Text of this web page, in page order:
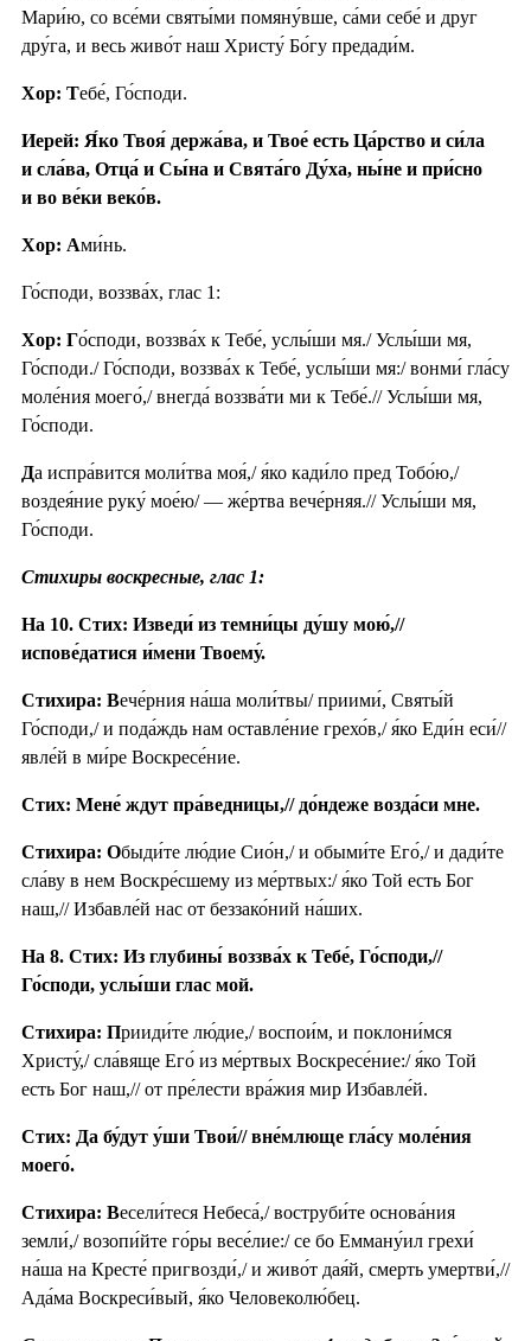
Мари́ю, со все́ми святы́ми помяну́вше, са́ми себе́ и друг
дру́га, и весь живо́т наш Христу́ Бо́гу предади́м.
Хор: Тебе́, Го́споди.
Иерей: Я́ко Твоя́ держа́ва, и Твое́ есть Ца́рство и си́ла
и сла́ва, Отца́ и Сы́на и Свята́го Ду́ха, ны́не и при́сно
и во ве́ки веко́в.
Хор: Ами́нь.
Го́споди, воззва́х, глас 1:
Хор: Го́споди, воззва́х к Тебе́, услы́ши мя./ Услы́ши мя,
Го́споди./ Го́споди, воззва́х к Тебе́, услы́ши мя:/ вонми́ гла́су
моле́ния моего́,/ внегда́ воззва́ти ми к Тебе́.// Услы́ши мя,
Го́споди.
Да испра́вится моли́тва моя́,/ я́ко кади́ло пред Тобо́ю,/
воздея́ние руку́ мое́ю/ — же́ртва вече́рняя.// Услы́ши мя,
Го́споди.
Стихиры воскресные, глас 1:
На 10. Стих: Изведи́ из темни́цы ду́шу мою́,//
испове́датися и́мени Твоему́.
Стихира: Вече́рния на́ша моли́твы/ приими́, Святы́й
Го́споди,/ и пода́ждь нам оставле́ние грехо́в,/ я́ко Еди́н еси́//
явле́й в ми́ре Воскресе́ние.
Стих: Мене́ ждут пра́ведницы,// до́ндеже возда́си мне.
Стихира: Обыди́те лю́дие Сио́н,/ и обыми́те Его́,/ и дади́те
сла́ву в нем Воскре́сшему из ме́ртвых:/ я́ко Той есть Бог
наш,// Избавле́й нас от беззако́ний на́ших.
На 8. Стих: Из глубины́ воззва́х к Тебе́, Го́споди,//
Го́споди, услы́ши глас мой.
Стихира: Прииди́те лю́дие,/ воспои́м, и поклони́мся
Христу́,/ сла́вяще Его́ из ме́ртвых Воскресе́ние:/ я́ко Той
есть Бог наш,// от пре́лести вра́жия мир Избавле́й.
Стих: Да бу́дут у́ши Твои́// вне́млюще гла́су моле́ния
моего́.
Стихира: Весели́теся Небеса́,/ воструби́те основа́ния
земли́,/ возопи́йте го́ры весе́лие:/ се бо Емману́ил грехи́
на́ша на Кресте́ пригвозди́,/ и живо́т дая́й, смерть умертви́,//
Ада́ма Воскреси́вый, я́ко Человеколю́бец.